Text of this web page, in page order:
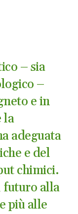
– sia
–
e in
la
adeguata
e del
chimici.
futuro alla
più alle